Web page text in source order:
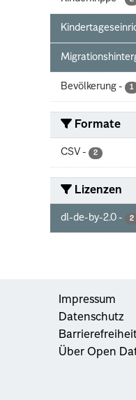
Bevölkerung - 1
Formate
CSV - 2
Lizenzen
dl-de-by-2.0 - 2
Impressum
Datenschutz
Über Open